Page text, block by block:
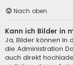
Nach oben
Kann ich Bilder in
Ja, Bilder können in
die Administration
auch direkt